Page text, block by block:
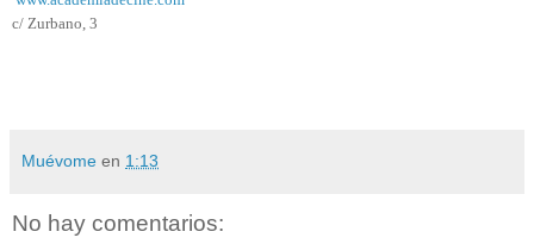
c/ Zurbano, 3
Muévome en 1:13
No hay comentarios: